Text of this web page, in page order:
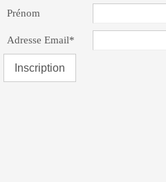
Prénom
Adresse Email*